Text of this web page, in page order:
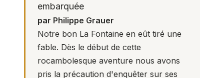
embarquée
par Philippe Grauer
Notre bon La Fontaine en eût tiré une
fable. Dès le début de cette
rocambolesque aventure nous avons
pris la précaution d'enquêter sur ses